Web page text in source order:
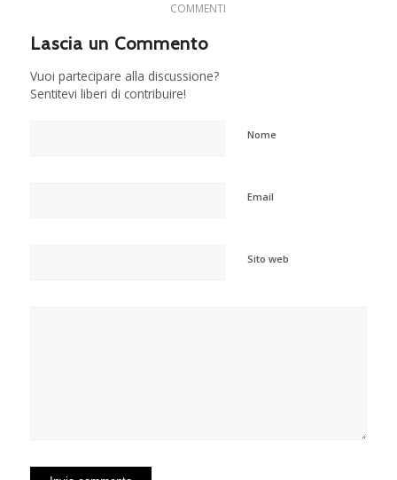
COMMENTI
Lascia un Commento
Vuoi partecipare alla discussione?
Sentitevi liberi di contribuire!
Nome
Email
Sito web